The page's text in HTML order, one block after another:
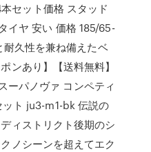
セット価格 スタッド
イヤ 安い 価格 185/65-
久性を兼ね備えたベ
ンあり】【送料無料】
パノヴァ コンペティ
ト ju3-m1-bk 伝説の
ィストリクト後期のシ
ノシーンを超えてエク